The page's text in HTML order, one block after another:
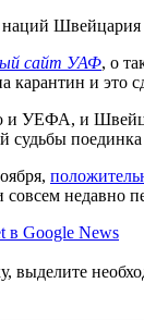
Швейцария
сайт УАФ, о
карантин и это
и УЕФА, и
судьбы
совсем недавно
в Google News
выделите